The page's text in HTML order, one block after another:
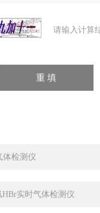
请输入计算
体检测仪
实时气体检测仪